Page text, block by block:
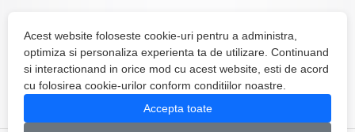
Acest website foloseste cookie-uri pentru a administra,
optimiza si personaliza experienta ta de utilizare. Continuand
si interactionand in orice mod cu acest website, esti de acord
cu folosirea cookie-urilor conform conditiilor noastre.
Accepta toate
Depozit de marmura si granit in Romania. Executam pardoseli, pavaje,
blaturi, pereti, glafuri si mese din marmura, granit, travertin si onix.
Date contact
E-mail:comenzi@stona.ro
Telefon: 0344 255 730 / 0732 334 434